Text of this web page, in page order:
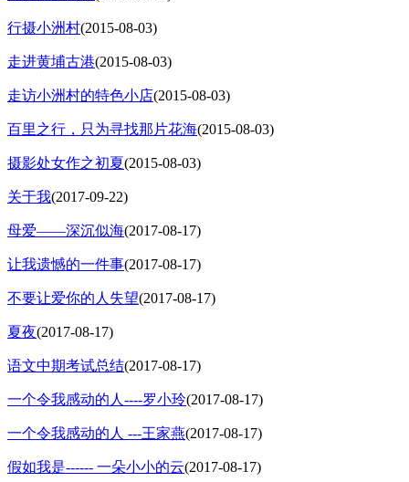
行摄小洲村(2015-08-03)
走进黄埔古港(2015-08-03)
走访小洲村的特色小店(2015-08-03)
百里之行，只为寻找那片花海(2015-08-03)
摄影处女作之初夏(2015-08-03)
关于我(2017-09-22)
母爱——深沉似海(2017-08-17)
让我遗憾的一件事(2017-08-17)
不要让爱你的人失望(2017-08-17)
夏夜(2017-08-17)
语文中期考试总结(2017-08-17)
一个令我感动的人----罗小玲(2017-08-17)
一个令我感动的人 ---王家燕(2017-08-17)
假如我是------ 一朵小小的云(2017-08-17)